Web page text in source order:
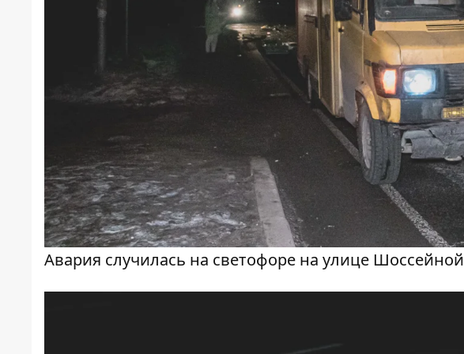
Авария случилась на светофоре на улице Шоссейной